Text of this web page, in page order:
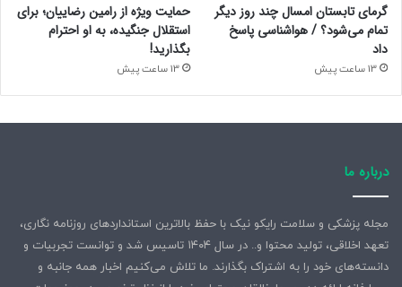
گرمای تابستان امسال چند روز دیگر
تمام می‌شود؟ / هواشناسی پاسخ
داد
13 ساعت پیش
حمایت ویژه از رامین رضاییان؛ برای
استقلال جنگیده، به او احترام
بگذارید!
13 ساعت پیش
درباره ما
مجله پزشکی و سلامت رایکو نیک با حفظ بالاترین استانداردهای روزنامه نگاری،
تعهد اخلاقی، تولید محتوا و.. در سال ۱۴۰۴ تاسیس شد و توانست تجربیات و
دانسته‌های خود را به اشتراک بگذارند. ما تلاش می‌کنیم اخبار همه جانبه و